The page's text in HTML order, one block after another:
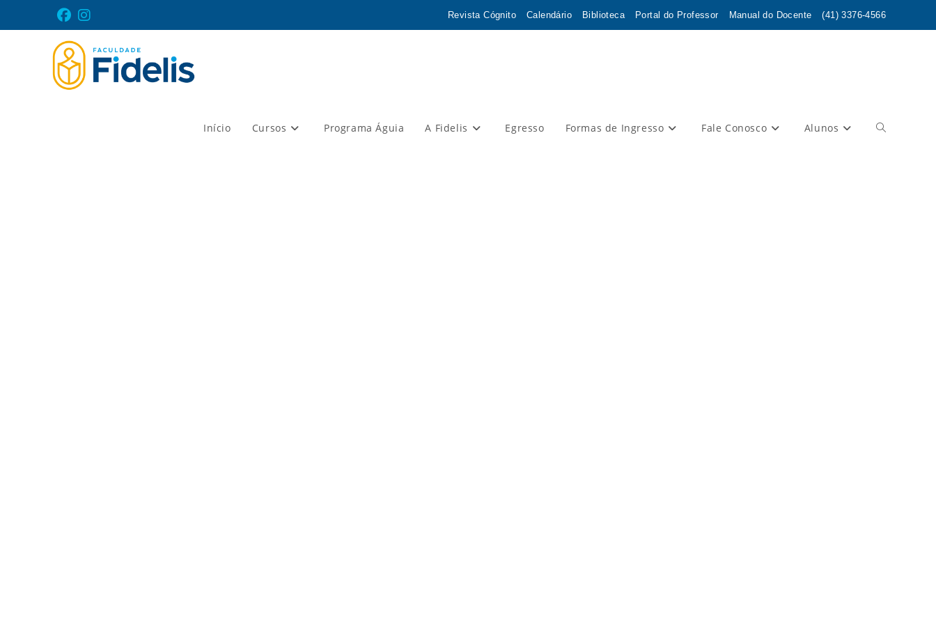
Revista Cógnito Calendário Biblioteca Portal do Professor Manual do Docente (41) 3376-4566
Início Cursos Programa Águia A Fidelis Egresso Formas de Ingresso Fale Conosco Alunos